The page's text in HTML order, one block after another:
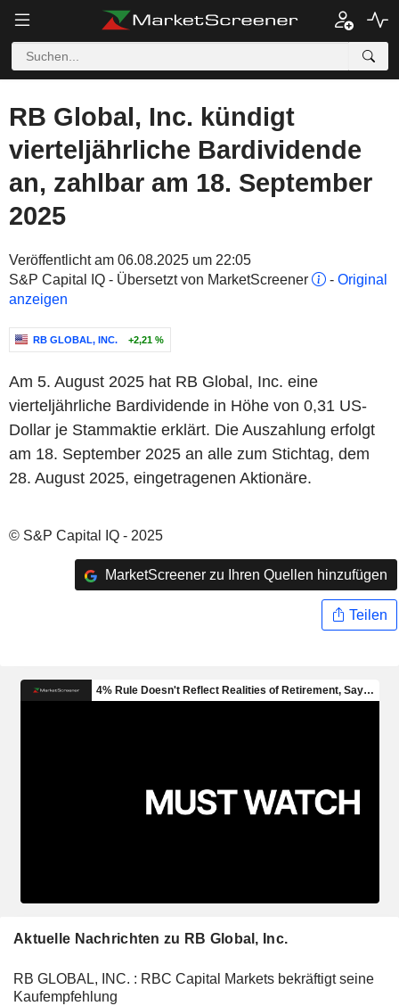
RB Global, Inc. kündigt
vierteljährliche Bardividende
an, zahlbar am 18. September
2025
Veröffentlicht am 06.08.2025 um 22:05
S&P Capital IQ - Übersetzt von MarketScreener
- Original
anzeigen
RB GLOBAL, INC. +2,21 %
Am 5. August 2025 hat RB Global, Inc. eine
vierteljährliche Bardividende in Höhe von 0,31 US-
Dollar je Stammaktie erklärt. Die Auszahlung erfolgt
am 18. September 2025 an alle zum Stichtag, dem
28. August 2025, eingetragenen Aktionäre.
© S&P Capital IQ - 2025
MarketScreener zu Ihren Quellen hinzufügen
Teilen
Aktuelle Nachrichten zu RB Global, Inc.
RB GLOBAL, INC. : RBC Capital Markets bekräftigt seine
Kaufempfehlung